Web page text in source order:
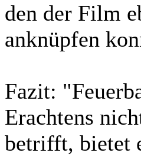
den der Film
anknüpfen
Fazit:
Erachtens
betrifft, bietet